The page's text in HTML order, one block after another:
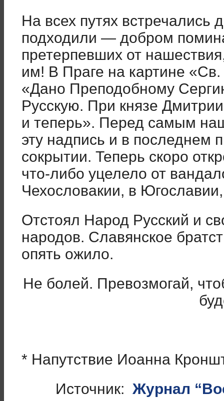
На всех путях
подходили — добром
претерпевших от
им! В Праге на картине
«Дано Преподобному
Русскую. При князе
и теперь». Перед самым
эту надпись и в последнем
сокрытии. Теперь скоро
что-либо уцелело от
Чехословакии, в
Отстоял Народ Русский и
народов. Славянское
опять ожило.
Не болей. Превозмогай,
* Напутствие Иоанна
Источник: Журнал